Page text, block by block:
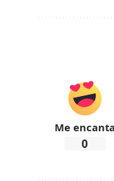
Me encanta
0